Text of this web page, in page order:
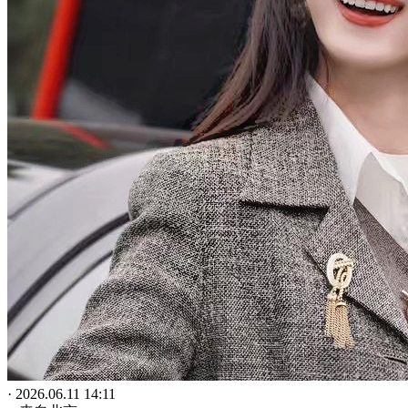
· 2026.06.11 14:11